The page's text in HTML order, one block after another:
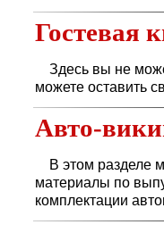
Гостевая
Здесь вы не
можете оставить
Авто-
В этом разделе
материалы по
комплектации